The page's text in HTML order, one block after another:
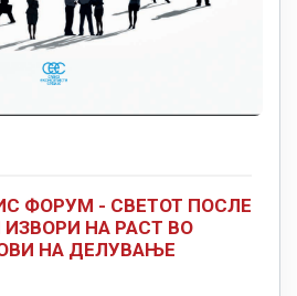
ФОРУМ - СВЕТОТ ПОСЛЕ
НА РАСТ ВО
НА ДЕЛУВАЊЕ